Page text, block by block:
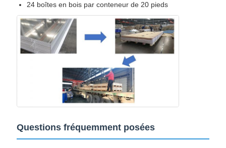
24 boîtes en bois par conteneur de 20 pieds
Questions fréquemment posées